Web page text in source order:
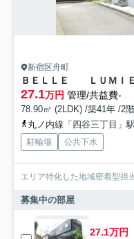
新宿区舟町
ＢＥＬＬＥ ＬＵＭＩ
27.1万円 管理/共益費-
78.90㎡ (2LDK) /築41年 /2
丸ノ内線「四谷三丁目」
駐輪場 公共下水
エリア特化した地域密着型担
募集中の部屋
27.1万円